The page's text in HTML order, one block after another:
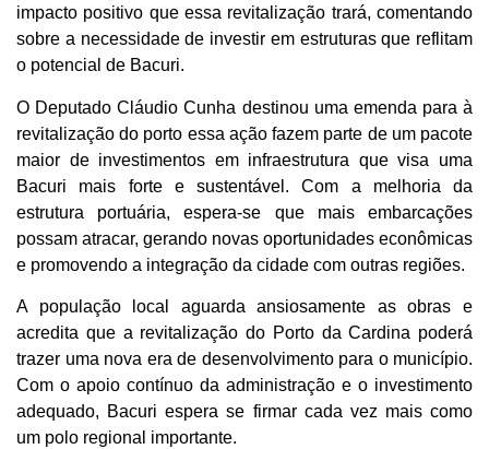
impacto positivo que essa revitalização trará, comentando
sobre a necessidade de investir em estruturas que reflitam
o potencial de Bacuri.
O Deputado Cláudio Cunha destinou uma emenda para à
revitalização do porto essa ação fazem parte de um pacote
maior de investimentos em infraestrutura que visa uma
Bacuri mais forte e sustentável. Com a melhoria da
estrutura portuária, espera-se que mais embarcações
possam atracar, gerando novas oportunidades econômicas
e promovendo a integração da cidade com outras regiões.
A população local aguarda ansiosamente as obras e
acredita que a revitalização do Porto da Cardina poderá
trazer uma nova era de desenvolvimento para o município.
Com o apoio contínuo da administração e o investimento
adequado, Bacuri espera se firmar cada vez mais como
um polo regional importante.